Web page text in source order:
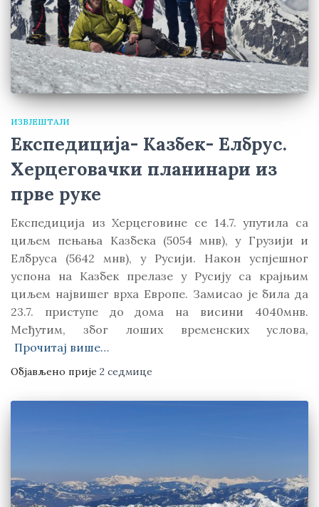
ИЗВЈЕШТАЈИ
Експедиција- Казбек- Елбрус.
Херцеговачки планинари из
прве руке
Експедиција из Херцеговине се 14.7. упутила са
циљем пењања Kазбека (5054 мнв), у Грузији и
Елбруса (5642 мнв), у Русији. Након успјешног
успона на Kазбек прелазе у Русију са крајњим
циљем највишег врха Европе. Замисао је била да
23.7. приступе до дома на висини 4040мнв.
Међутим, због лоших временских услова,
Прочитај више…
Објављено прије 2 седмице